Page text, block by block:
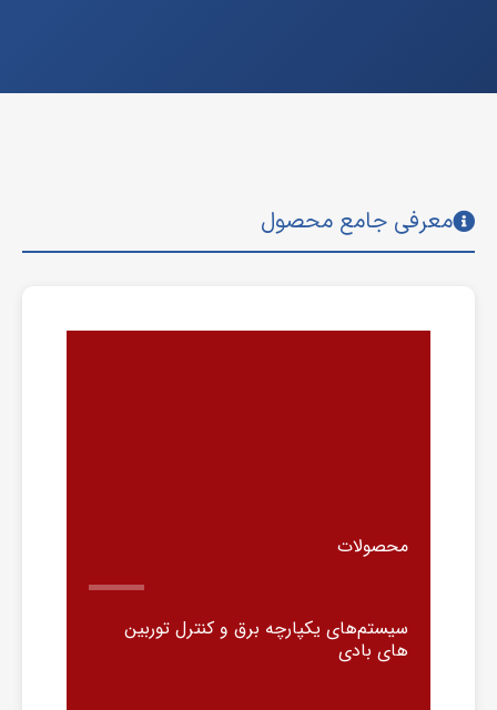
معرفی جامع محصول
محصولات
سیستم‌های یکپارچه برق و کنترل توربین
های بادی